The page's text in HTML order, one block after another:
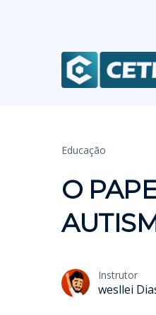
Educação
O
Instrutor
wesllei